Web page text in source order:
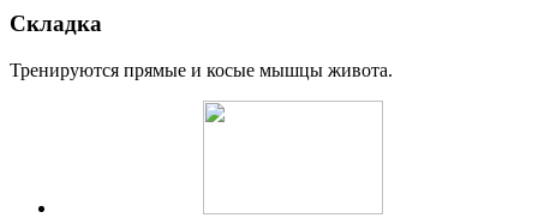
Складка
Тренируются прямые и косые мышцы живота.